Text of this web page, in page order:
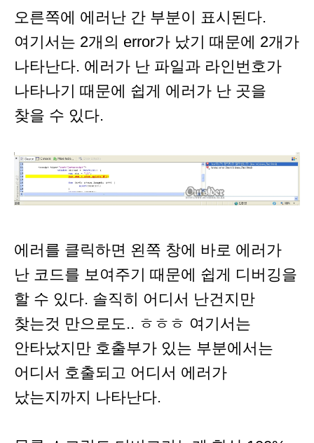
오른쪽에 에러난 간 부분이 표시된다.
여기서는 2개의 error가 났기 때문에 2개가
나타난다. 에러가 난 파일과 라인번호가
나타나기 때문에 쉽게 에러가 난 곳을
찾을 수 있다.
에러를 클릭하면 왼쪽 창에 바로 에러가
난 코드를 보여주기 때문에 쉽게 디버깅을
할 수 있다. 솔직히 어디서 난건지만
찾는것 만으로도.. ㅎㅎㅎ 여기서는
안타났지만 호출부가 있는 부분에서는
어디서 호출되고 어디서 에러가
났는지까지 나타난다.